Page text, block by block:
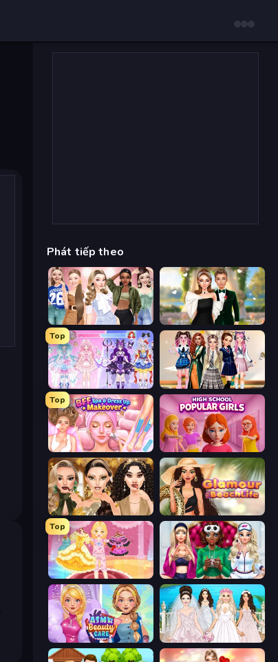
Phát tiếp theo
Fashion Week 2025 Valentine's Day Proposal
Top
Idol Livestream: Fashion Game Back To School: Uniforms Edition
Top
BFF Makeover - Spa & Dress Up
Autumn Glam Gala Glamour Beach Life
Top
Royal Glow Princess Makeover BFFs Luxury Loungewear
ASMR Beauty Care Model Wedding